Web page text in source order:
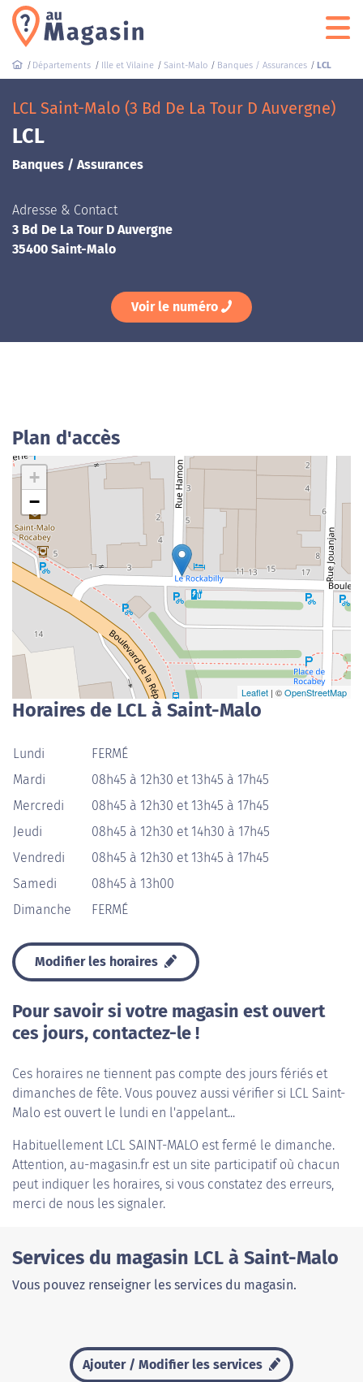
Départements Ille et Vilaine Saint-Malo Banques / Assurances LCL
LCL Saint-Malo (3 Bd De La Tour D Auvergne)
LCL
Banques / Assurances
Adresse & Contact
3 Bd De La Tour D Auvergne
35400 Saint-Malo
Voir le numéro
Plan d'accès
+
−
Leaflet | ©OpenStreetMap
Horaires de LCL à Saint-Malo
Lundi
FERMÉ
Mardi
08h45 à 12h30 et 13h45 à 17h45
Mercredi
08h45 à 12h30 et 13h45 à 17h45
Jeudi
08h45 à 12h30 et 14h30 à 17h45
Vendredi
08h45 à 12h30 et 13h45 à 17h45
Samedi
08h45 à 13h00
Dimanche
FERMÉ
Modifier les horaires
Pour savoir si votre magasin est ouvert
ces jours, contactez-le !
Ces horaires ne tiennent pas compte des jours fériés et
dimanches de fête. Vous pouvez aussi vérifier si LCL Saint-
Malo est ouvert le lundi en l'appelant...
Habituellement LCL SAINT-MALO est fermé le dimanche.
Attention, au-magasin.fr est un site participatif où chacun
peut indiquer les horaires, si vous constatez des erreurs,
merci de nous les signaler.
Services du magasin LCL à Saint-Malo
Vous pouvez renseigner les services du magasin.
Ajouter / Modifier les services